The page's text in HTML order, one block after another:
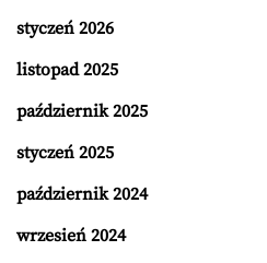
styczeń 2026
listopad 2025
październik 2025
styczeń 2025
październik 2024
wrzesień 2024